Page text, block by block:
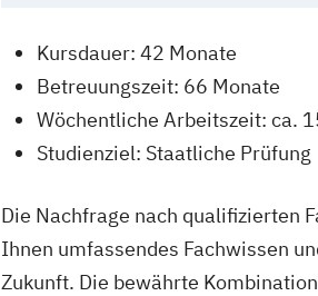
Kursdauer: 42 Monate
Betreuungszeit: 66 Monate
Wöchentliche Arbeitszeit: ca.
Studienziel: Staatliche Prüfung
Die Nachfrage nach qualifizierten
Ihnen umfassendes Fachwissen
Zukunft. Die bewährte